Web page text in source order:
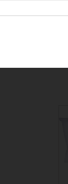
imposterò la
imposterò